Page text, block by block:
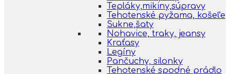
Tepláky,mikiny,súpravy
Tehotenské pyžama, košeľe
Sukne,šaty
Nohavice, traky, jeansy
Kraťasy
Legíny
Pančuchy, silonky
Tehotenské spodné prádlo